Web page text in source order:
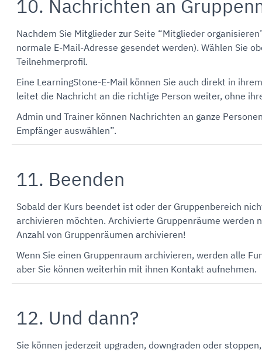
10. Nachrichten an
Nachdem Sie Mitglieder zur Seite “Mitglieder
normale E-Mail-Adresse gesendet werden). Wählen Sie
Teilnehmerprofil.
Eine LearningStone-E-Mail können Sie auch direkt in
leitet die Nachricht an die richtige Person weiter, ohne
Admin und Trainer können Nachrichten an ganze
Empfänger auswählen”.
11. Beenden
Sobald der Kurs beendet ist oder der Gruppenbereich
archivieren möchten. Archivierte Gruppenräume werden
Anzahl von Gruppenräumen archivieren!
Wenn Sie einen Gruppenraum archivieren, werden alle
aber Sie können weiterhin mit ihnen Kontakt aufnehmen.
12. Und dann?
Sie können jederzeit upgraden, downgraden oder